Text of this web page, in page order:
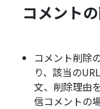
コメント
コメント削除
り、該当の
文、削除理由
信コメントの